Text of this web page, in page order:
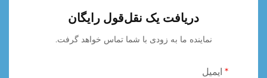
دریافت یک نقل‌قول رایگان
نماینده ما به زودی با شما تماس خواهد گرفت.
ایمیل